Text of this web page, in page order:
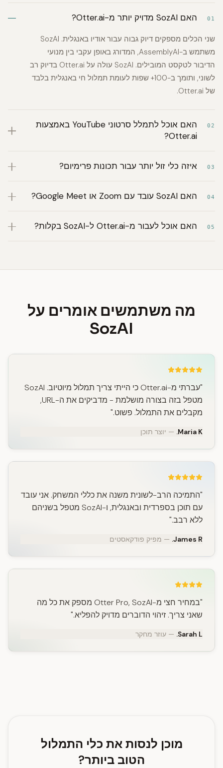
01 האם SozAI מדויק יותר מ-Otter.ai?
שני הכלים מספקים דיוק גבוה עבור אודיו באנגלית. SozAI
משתמש ב-AssemblyAI, המדורג באופן עקבי בין מנועי
הדיבור לטקסט המובילים. SozAI עולה על Otter.ai בדיוק רב
לשוני, ותומך ב-100+ שפות לעומת תמלול חי באנגלית בלבד
של Otter.ai.
02
האם אוכל לתמלל סרטוני YouTube באמצעות
Otter.ai?
03 איזה כלי זול יותר עבור תכונות פרימיום?
04 האם SozAI עובד עם Zoom או Google Meet?
05 האם אוכל לעבור מ-Otter.ai ל-SozAI בקלות?
מה משתמשים אומרים על
SozAI
"עברתי מ-Otter.ai כי הייתי צריך תמלול מיוטיוב. SozAI
מטפל בזה בצורה מושלמת - מדביקים את ה-URL,
מקבלים את התמלול. פשוט."
Maria K. — יוצר תוכן
"התמיכה הרב-לשונית משנה את כללי המשחק. אני עובד
עם תוכן בספרדית ובאנגלית, ו-SozAI מטפל בשניהם
ללא רבב."
James R. — מפיק פודקאסטים
"במחיר חצי מ-Otter Pro, SozAI מספק את כל מה
שאני צריך. זיהוי הדוברים מדויק להפליא."
Sarah L. — עוזר מחקר
מוכן לנסות את כלי התמלול
הטוב ביותר?